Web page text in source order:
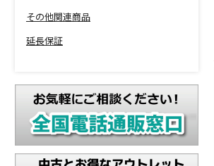
その他関連商品
延長保証